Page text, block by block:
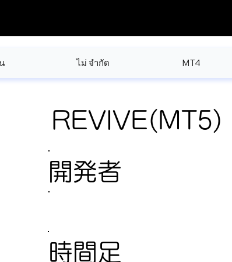
ไม่ จำกัด MT4
REVIVE(MT5)
開発者
時間足